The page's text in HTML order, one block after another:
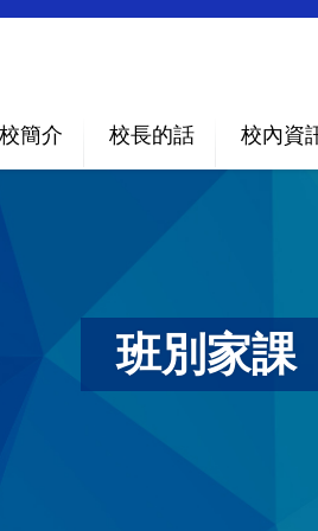
簡介 校長的話 校內資
班別家課